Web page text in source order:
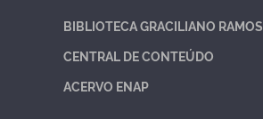
BIBLIOTECA GRACILIANO RAMOS
CENTRAL DE CONTEÚDO
ACERVO ENAP